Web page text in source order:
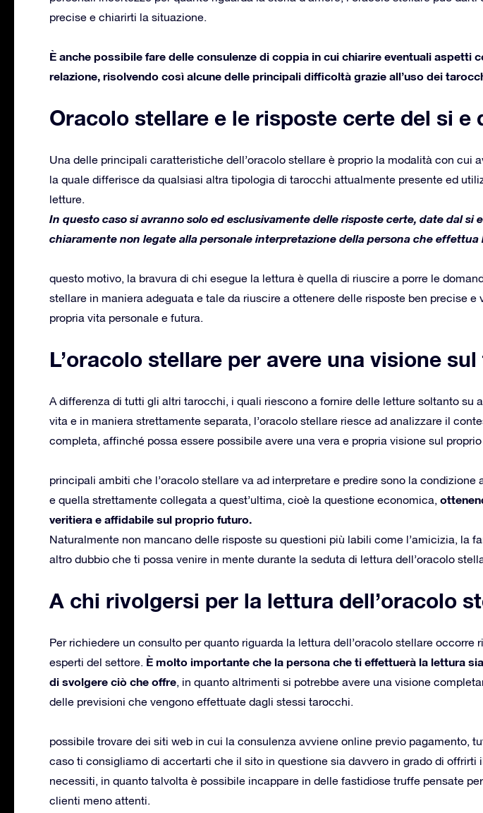
precise e chiarirti la situazione.
È anche possibile fare delle consulenze di coppia in cui chiarire eventuali aspetti
relazione, risolvendo così alcune delle principali difficoltà grazie all’uso dei
Oracolo stellare e le risposte certe del si e
Una delle principali caratteristiche dell’oracolo stellare è proprio la modalità con cui
la quale differisce da qualsiasi altra tipologia di tarocchi attualmente presente ed
letture.
In questo caso si avranno solo ed esclusivamente delle risposte certe, date dal si
chiaramente non legate alla personale interpretazione della persona che effettua
questo motivo, la bravura di chi esegue la lettura è quella di riuscire a porre le
stellare in maniera adeguata e tale da riuscire a ottenere delle risposte ben precise e
propria vita personale e futura.
L’oracolo stellare per avere una visione
A differenza di tutti gli altri tarocchi, i quali riescono a fornire delle letture soltanto su
vita e in maniera strettamente separata, l’oracolo stellare riesce ad analizzare il
completa, affinché possa essere possibile avere una vera e propria visione sul
principali ambiti che l’oracolo stellare va ad interpretare e predire sono la condizione
e quella strettamente collegata a quest’ultima, cioè la questione economica,
veritiera e affidabile sul proprio futuro.
Naturalmente non mancano delle risposte su questioni più labili come l’amicizia, la
altro dubbio che ti possa venire in mente durante la seduta di lettura dell’oracolo
A chi rivolgersi per la lettura dell’oracolo
Per richiedere un consulto per quanto riguarda la lettura dell’oracolo stellare occorre
esperti del settore. È molto importante che la persona che ti effettuerà la lettura
di svolgere ciò che offre, in quanto altrimenti si potrebbe avere una visione
delle previsioni che vengono effettuate dagli stessi tarocchi.
possibile trovare dei siti web in cui la consulenza avviene online previo pagamento,
caso ti consigliamo di accertarti che il sito in questione sia davvero in grado di offrirti
necessiti, in quanto talvolta è possibile incappare in delle fastidiose truffe pensate
clienti meno attenti.